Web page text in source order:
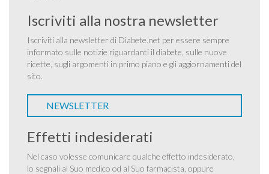
Iscriviti alla nostra newsletter
Iscriviti alla newsletter di Diabete.net per essere sempre
informato sulle notizie riguardanti il diabete, sulle nuove
ricette, sugli argomenti in primo piano e gli aggiornamenti del
sito.
NEWSLETTER
Effetti indesiderati
Nel caso volesse comunicare qualche effetto indesiderato,
lo segnali al Suo medico od al Suo farmacista, oppure